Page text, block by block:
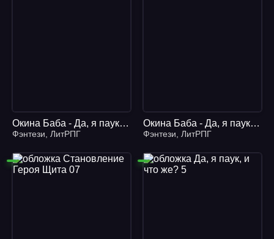
Окина Баба - Да, я паук, и что же? 04
Фэнтези ЛитРПГ
Окина Баба - Да, я паук, и что же? 07
Фэнтези ЛитРПГ